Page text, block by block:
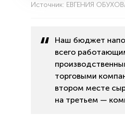
Источник: ЕВГЕНИЯ
Наш бюджет
всего
торговыми
втором месте
на третьем —